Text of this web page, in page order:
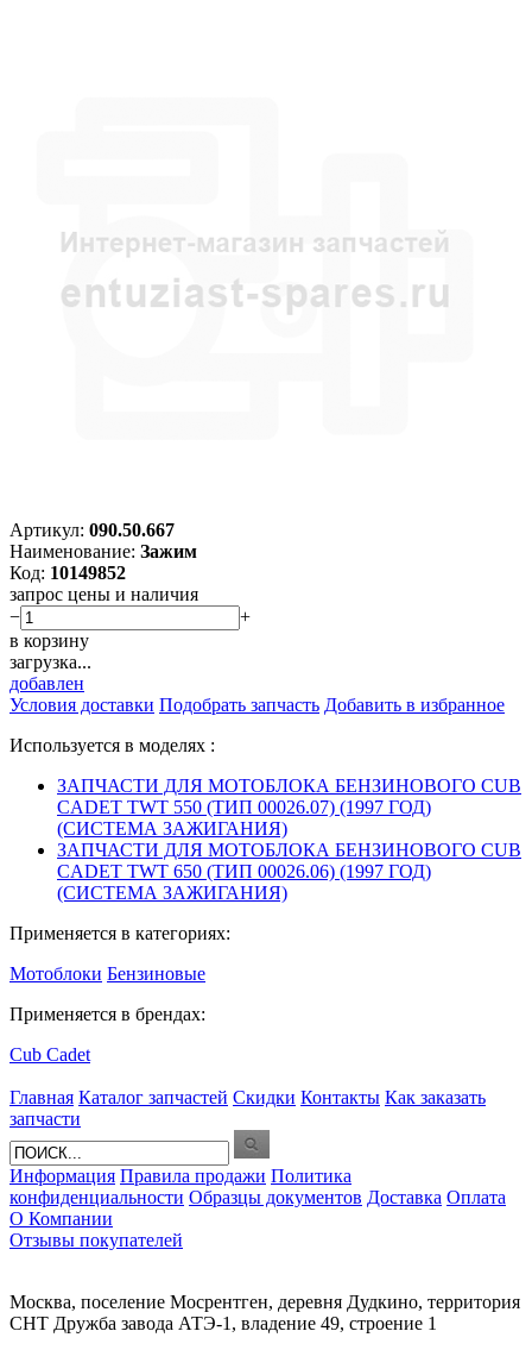
Артикул: 090.50.667
Наименование: Зажим
Код: 10149852
запрос цены и наличия
−
+
в корзину
загрузка...
добавлен
Условия доставки Подобрать запчасть Добавить в избранное
Используется в моделях :
ЗАПЧАСТИ ДЛЯ МОТОБЛОКА БЕНЗИНОВОГО CUB
CADET TWT 550 (ТИП 00026.07) (1997 ГОД)
(СИСТЕМА ЗАЖИГАНИЯ)
ЗАПЧАСТИ ДЛЯ МОТОБЛОКА БЕНЗИНОВОГО CUB
CADET TWT 650 (ТИП 00026.06) (1997 ГОД)
(СИСТЕМА ЗАЖИГАНИЯ)
Применяется в категориях:
Мотоблоки Бензиновые
Применяется в брендах:
Cub Cadet
Главная Каталог запчастей Скидки Контакты Как заказать
запчасти
Информация Правила продажи Политика
конфиденциальности Образцы документов Доставка Оплата
О Компании
Отзывы покупателей
Москва, поселение Мосрентген, деревня Дудкино, территория
СНТ Дружба завода АТЭ-1, владение 49, строение 1